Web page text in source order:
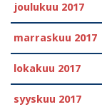
joulukuu 2017
marraskuu 2017
lokakuu 2017
syyskuu 2017